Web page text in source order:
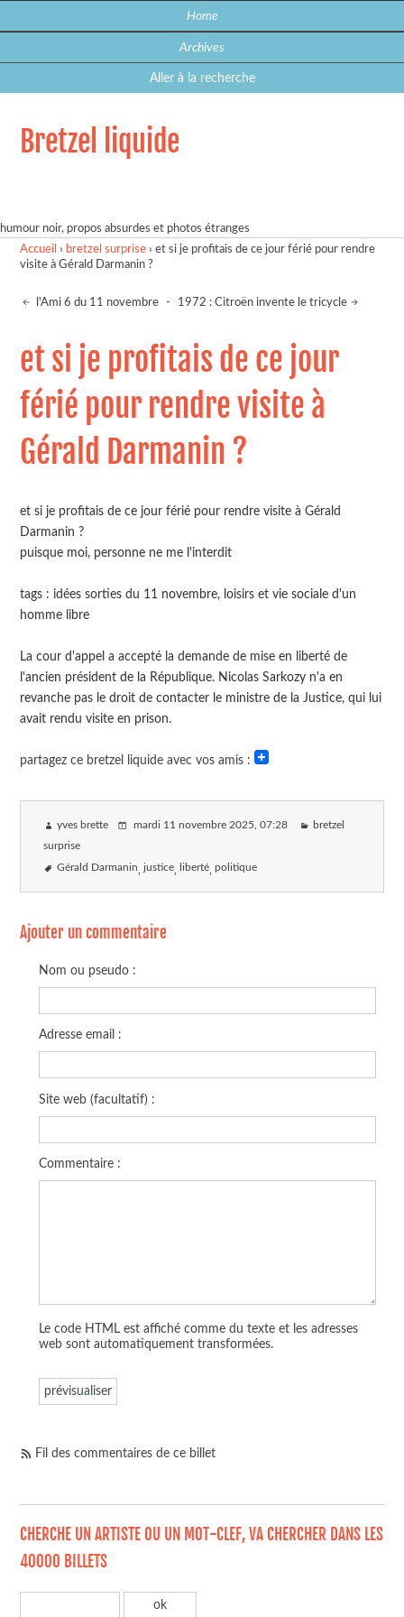
Home
Archives
Aller à la recherche
Bretzel liquide
humour noir, propos absurdes et photos étranges
Accueil › bretzel surprise ›et si je profitais de ce jour férié pour rendre
visite à Gérald Darmanin ?
l'Ami 6 du 11 novembre - 1972 : Citroën invente le tricycle
et si je profitais de ce jour
férié pour rendre visite à
Gérald Darmanin ?
et si je profitais de ce jour férié pour rendre visite à Gérald
Darmanin ?
puisque moi, personne ne me l'interdit
tags : idées sorties du 11 novembre, loisirs et vie sociale d'un
homme libre
La cour d'appel a accepté la demande de mise en liberté de
l'ancien président de la République. Nicolas Sarkozy n'a en
revanche pas le droit de contacter le ministre de la Justice, qui lui
avait rendu visite en prison.
partagez ce bretzel liquide avec vos amis :
yves brette mardi 11 novembre 2025, 07:28 bretzel
surprise
Gérald Darmanin justice liberté politique
Ajouter un commentaire
Nom ou pseudo :
Adresse email :
Site web (facultatif) :
Commentaire :
Le code HTML est affiché comme du texte et les adresses
web sont automatiquement transformées.
Fil des commentaires de ce billet
CHERCHE UN ARTISTE OU UN MOT-CLEF, VA CHERCHER DANS LES
40000 BILLETS